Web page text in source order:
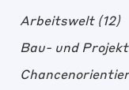
Arbeitswelt (12)
Bau- und